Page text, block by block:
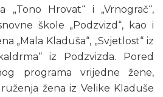
„Tono Hrovat“ i „Vrnograč“,
škole „Podzvizd“, kao i
„Mala Kladuša“, „Svjetlost“ iz
iz Podzvizda. Pored
programa vrijedne žene,
žena iz Velike Kladuše